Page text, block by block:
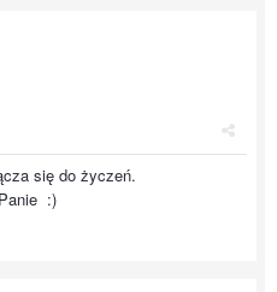
się do życzeń.
:)